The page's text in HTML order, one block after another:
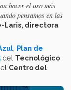
hacer el uso más
pensamos en las
Laris, directora
Plan de
del Tecnológico
Centro del